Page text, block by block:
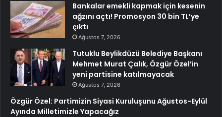
Bankalar emekli kapmak için kesenin
ağzını açtı! Promosyon 30 bin TL’ye
çıktı
Ağustos 7, 2026
Tutuklu Beylikdüzü Belediye Başkanı
Mehmet Murat Çalık, Özgür Özel’in
yeni partisine katılmayacak
Ağustos 7, 2026
Özgür Özel: Partimizin Siyasi Kuruluşunu Ağustos-Eylül
Ayında Milletimizle Yapacağız